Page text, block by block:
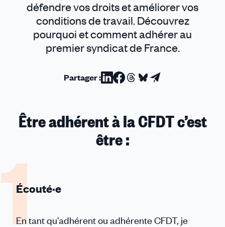
défendre vos droits et améliorer vos
conditions de travail. Découvrez
pourquoi et comment adhérer au
premier syndicat de France.
Partager :Partager
Linkedin
Partager
Facebook
Partager
Threads
Partager
Bluesky
Partager
email
Être adhérent à la CFDT c’est
être :
Écouté·e
En tant qu’adhérent ou adhérente CFDT, je